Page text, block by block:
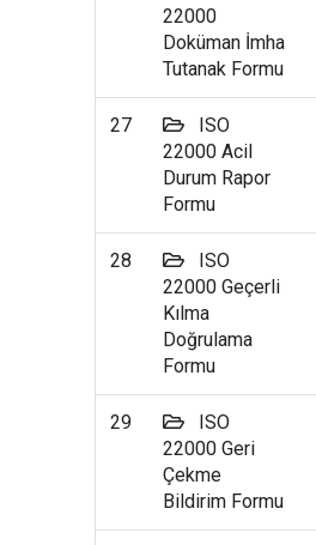
22000
Doküman İmha
Tutanak Formu
27
ISO
22000 Acil
Durum Rapor
Formu
28
ISO
22000 Geçerli
Kılma
Doğrulama
Formu
29
ISO
22000 Geri
Çekme
Bildirim Formu